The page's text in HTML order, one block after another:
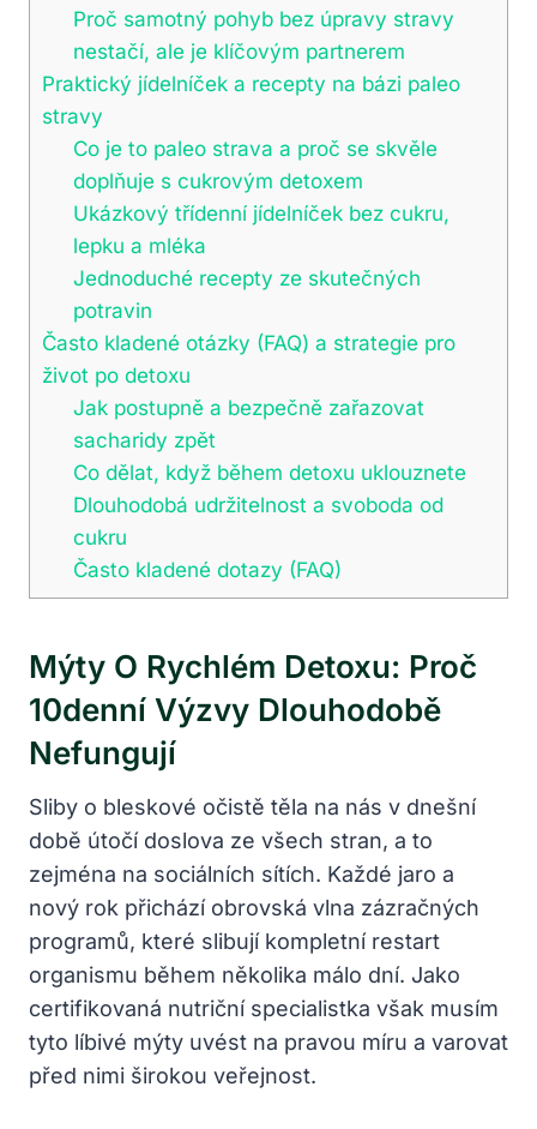
Proč samotný pohyb bez úpravy stravy
nestačí, ale je klíčovým partnerem
Praktický jídelníček a recepty na bázi paleo
stravy
Co je to paleo strava a proč se skvěle
doplňuje s cukrovým detoxem
Ukázkový třídenní jídelníček bez cukru,
lepku a mléka
Jednoduché recepty ze skutečných
potravin
Často kladené otázky (FAQ) a strategie pro
život po detoxu
Jak postupně a bezpečně zařazovat
sacharidy zpět
Co dělat, když během detoxu uklouznete
Dlouhodobá udržitelnost a svoboda od
cukru
Často kladené dotazy (FAQ)
Mýty O Rychlém Detoxu: Proč
10denní Výzvy Dlouhodobě
Nefungují
Sliby o bleskové očistě těla na nás v dnešní
době útočí doslova ze všech stran, a to
zejména na sociálních sítích. Každé jaro a
nový rok přichází obrovská vlna zázračných
programů, které slibují kompletní restart
organismu během několika málo dní. Jako
certifikovaná nutriční specialistka však musím
tyto líbivé mýty uvést na pravou míru a varovat
před nimi širokou veřejnost.